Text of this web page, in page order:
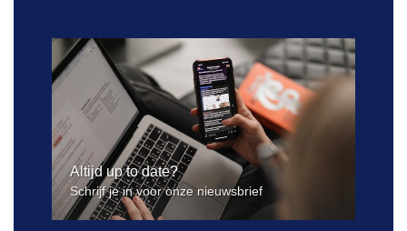
Altijd up to date?
Schrijf je in voor onze nieuwsbrief